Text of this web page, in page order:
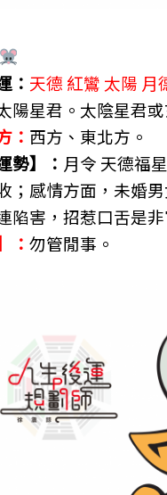
： 天德 紅鸞 太陽 月
陽星君。太陰星君
： 西方、東北方。
勢】： 月令 天德福
；感情方面，未婚
陷害，招惹口舌是非
： 勿管閒事。